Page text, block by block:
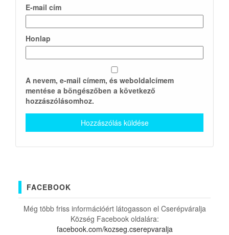
E-mail cím
Honlap
A nevem, e-mail címem, és weboldalcímem
mentése a böngészőben a következő
hozzászólásomhoz.
FACEBOOK
Még több friss információért látogasson el Cserépváralja
Község Facebook oldalára:
facebook.com/kozseg.cserepvaralja